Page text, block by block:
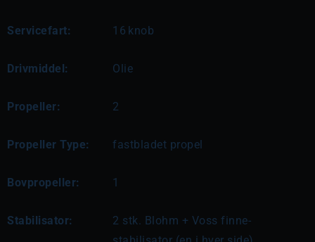
Servicefart: 16 knob
Drivmiddel: Olie
Propeller: 2
Propeller Type: fastbladet propel
Bovpropeller: 1
Stabilisator:
2 stk. Blohm + Voss finne-